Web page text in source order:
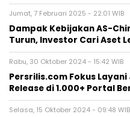
Jumat, 7 Februari 2025 - 22:01 WIB
Dampak Kebijakan AS-
Turun, Investor Cari Aset
Rabu, 30 Oktober 2024 - 15:42 WIB
Persrilis.com Fokus
Release di 1.000+ Portal
Selasa, 15 Oktober 2024 - 09:48 WIB